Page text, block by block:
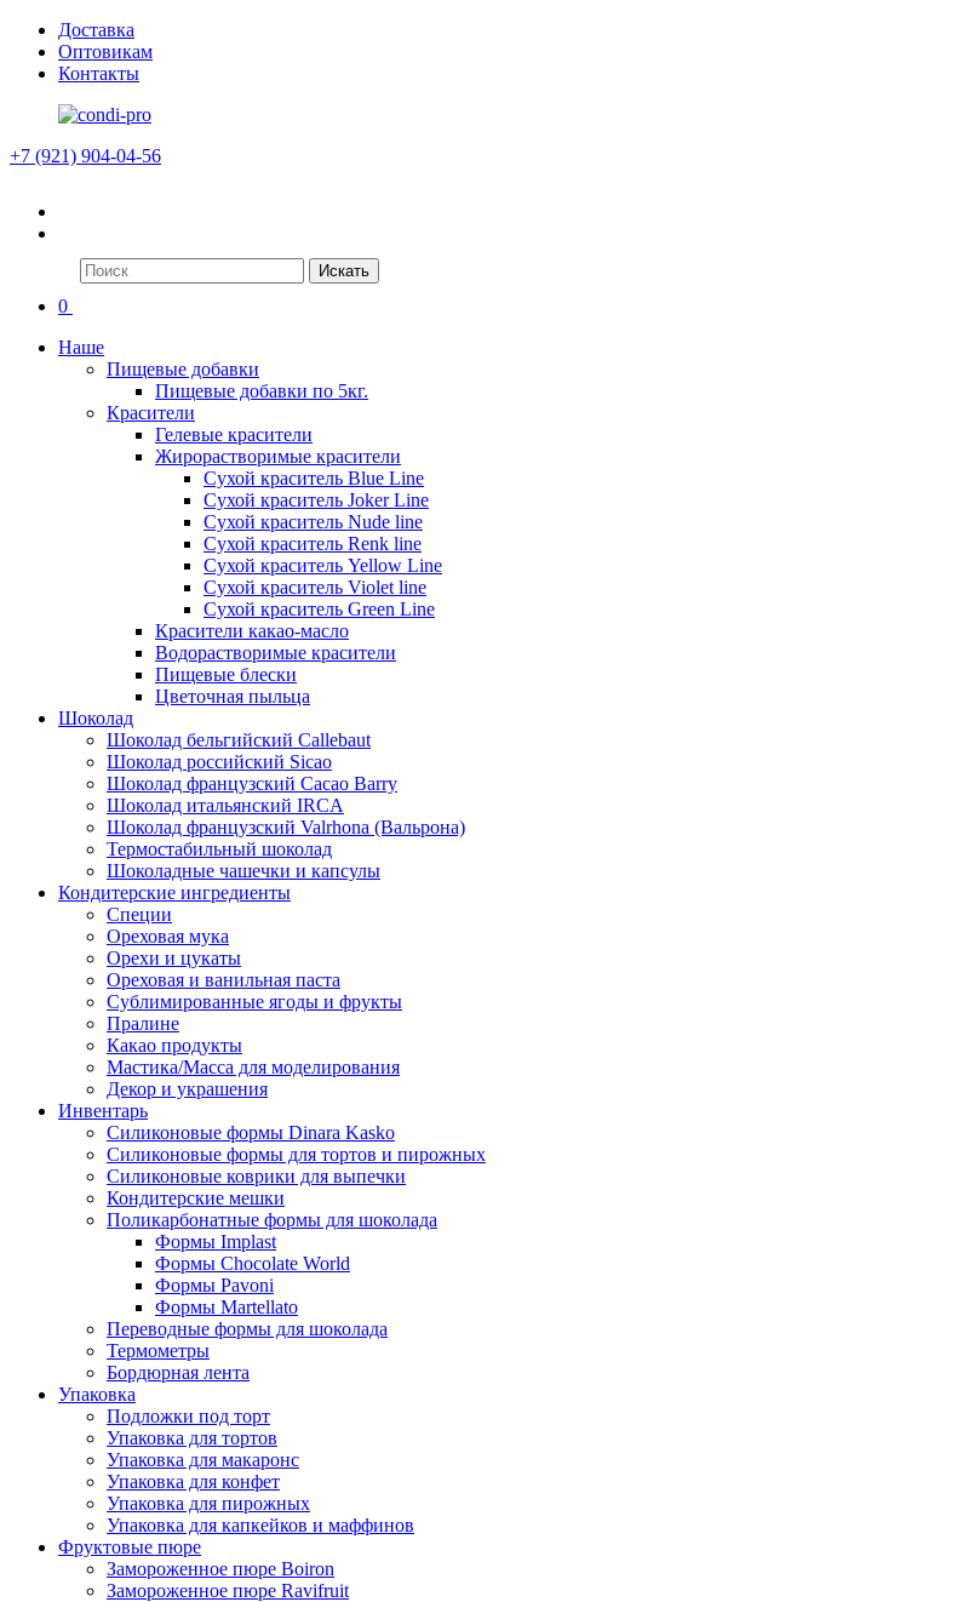
Доставка
Оптовикам
Контакты
+7 (921) 904-04-56
Искать
0
Наше
Пищевые добавки
Пищевые добавки по 5кг.
Красители
Гелевые красители
Жирорастворимые красители
Сухой краситель Blue Line
Сухой краситель Joker Line
Сухой краситель Nude line
Сухой краситель Renk line
Сухой краситель Yellow Line
Сухой краситель Violet line
Сухой краситель Green Line
Красители какао-масло
Водорастворимые красители
Пищевые блески
Цветочная пыльца
Шоколад
Шоколад бельгийский Callebaut
Шоколад российский Sicao
Шоколад французский Cacao Barry
Шоколад итальянский IRCA
Шоколад французский Valrhona (Вальрона)
Термостабильный шоколад
Шоколадные чашечки и капсулы
Кондитерские ингредиенты
Специи
Ореховая мука
Орехи и цукаты
Ореховая и ванильная паста
Сублимированные ягоды и фрукты
Пралине
Какао продукты
Мастика/Масса для моделирования
Декор и украшения
Инвентарь
Силиконовые формы Dinara Kasko
Силиконовые формы для тортов и пирожных
Силиконовые коврики для выпечки
Кондитерские мешки
Поликарбонатные формы для шоколада
Формы Implast
Формы Chocolate World
Формы Pavoni
Формы Martellato
Переводные формы для шоколада
Термометры
Бордюрная лента
Упаковка
Подложки под торт
Упаковка для тортов
Упаковка для макаронс
Упаковка для конфет
Упаковка для пирожных
Упаковка для капкейков и маффинов
Фруктовые пюре
Замороженное пюре Boiron
Замороженное пюре Ravifruit